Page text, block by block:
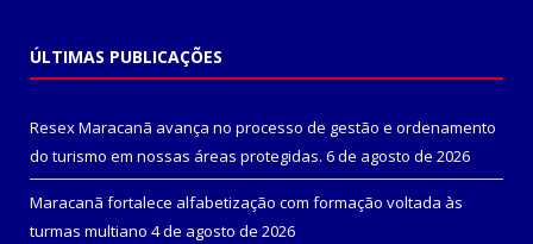
ÚLTIMAS PUBLICAÇÕES
Resex Maracanã avança no processo de gestão e ordenamento
do turismo em nossas áreas protegidas. 6 de agosto de 2026
Maracanã fortalece alfabetização com formação voltada às
turmas multiano 4 de agosto de 2026